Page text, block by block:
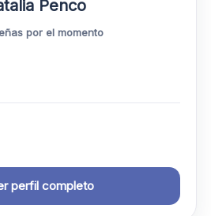
Penco
por el momento
perfil completo